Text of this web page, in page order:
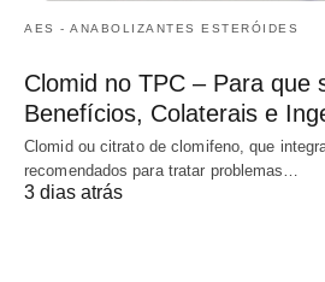
AES - ANABOLIZANTES ESTERÓIDES
Clomid no TPC – Para que
Benefícios, Colaterais e
Clomid ou citrato de clomifeno, que
recomendados para tratar problemas…
3 dias atrás